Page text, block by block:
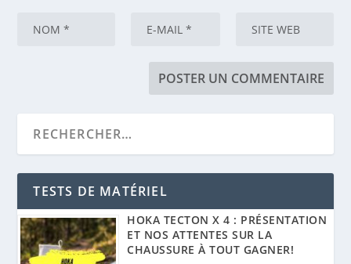
TESTS DE MATÉRIEL
HOKA TECTON X 4 : PRÉSENTATION
ET NOS ATTENTES SUR LA
CHAUSSURE À TOUT GAGNER!